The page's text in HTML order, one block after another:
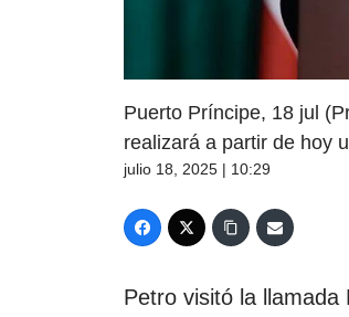
Puerto Príncipe, 18 jul
realizará a partir de hoy
julio 18, 2025 | 10:29
Petro visitó la